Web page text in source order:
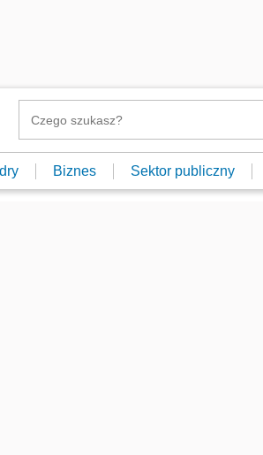
Biznes Sektor publiczny